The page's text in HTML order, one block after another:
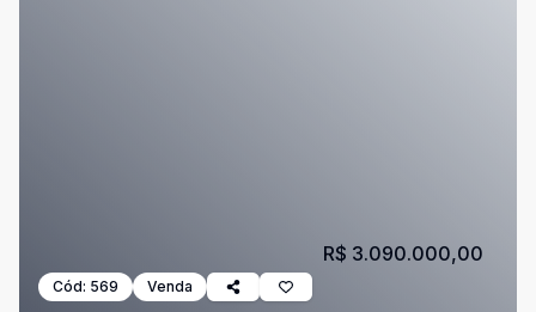
Cód: 569 Venda
R$ 3.090.000,00